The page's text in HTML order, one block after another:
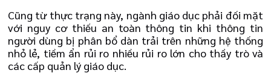
Cũng từ thực trạng này, ngành giáo dục phải đối mặt
với nguy cơ thiếu an toàn thông tin khi thông tin
người dùng bị phân bổ dàn trải trên những hệ thống
nhỏ lẻ, tiềm ẩn rủi ro nhiều rủi ro lớn cho thầy trò và
các cấp quản lý giáo dục.